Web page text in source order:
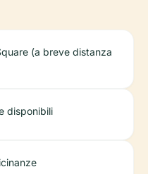
(a breve distanza
disponibili